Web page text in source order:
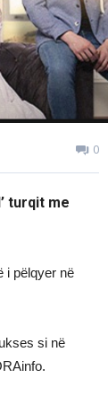
0
turqit me
i pëlqyer në
si në